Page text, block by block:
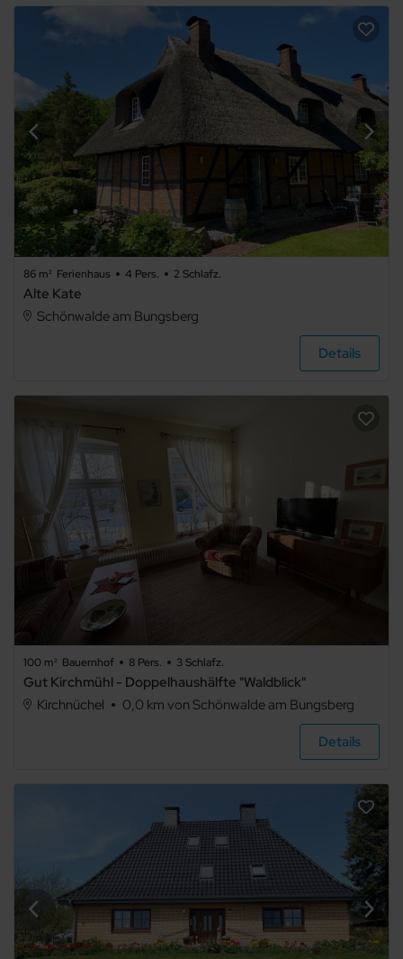
86 m² Ferienhaus 4 Pers. 2 Schlafz.
Alte Kate
Schönwalde am Bungsberg
Details
100 m² Bauernhof 8 Pers. 3 Schlafz.
Gut Kirchmühl - Doppelhaushälfte "Waldblick"
Kirchnüchel
0,0 km von Schönwalde am Bungsberg
Details